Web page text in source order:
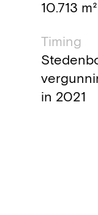
10.713 m²
Timing
in 2021